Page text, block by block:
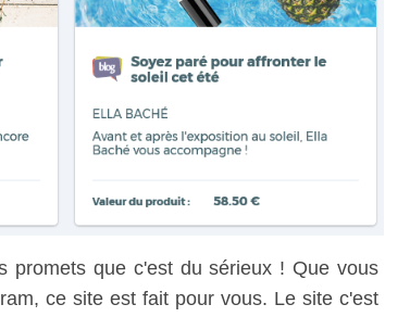
promets que c'est du sérieux ! Que vous
ce site est fait pour vous. Le site c'est